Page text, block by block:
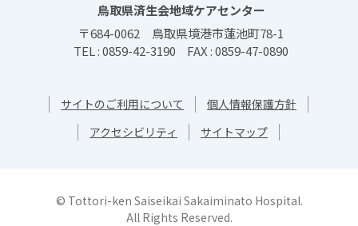
鳥取県済生会地域ケアセンター
〒684-0062
鳥取県境港市蓮池町78-1
TEL : 0859-42-3190
FAX : 0859-47-0890
サイトのご利用について
個人情報保護方針
アクセシビリティ
サイトマップ
© Tottori-ken Saiseikai Sakaiminato Hospital.
All Rights Reserved.